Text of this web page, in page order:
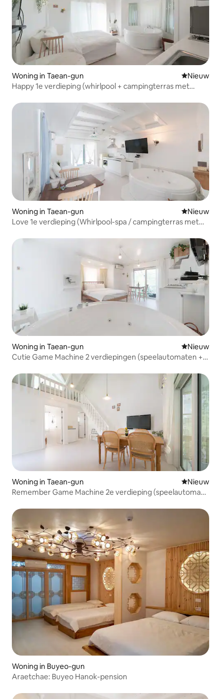
Woning in Taean-gun Nieuwe
Nieuw
Happy 1e verdieping (whirlpool + campingterras met
Woning in Taean-gun Nieuwe
Nieuw
Love 1e verdieping (Whirlpool-spa / campingterras met
Woning in Taean-gun Nieuwe
Nieuw
Cutie Game Machine 2 verdiepingen (speelautomaten +
Woning in Taean-gun Nieuwe
Nieuw
Remember Game Machine 2e verdieping (speelautomaat
Woning in Buyeo-gun
Araetchae: Buyeo Hanok-pension